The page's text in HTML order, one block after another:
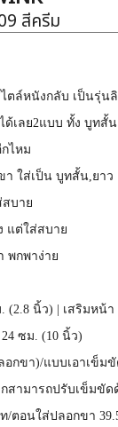
สีครีม
ตล์หนังกลับ เป็นรุ่น
ด้เลย2แบบ ทั้ง บูทสั้
ไหม
า ใส่เป็น บูทสั้น,ยาว
บาย
แต่ใส่สบาย
พกพาง่าย
(2.8 นิ้ว) | เสริมหน้า
ซม. (10 นิ้ว)
อกขา)/แบบเอาเข็ม
สามารถปรับเข็มขัด
/ตอนใส่ปลอกขา